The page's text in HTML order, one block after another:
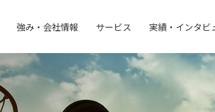
強み・会社情報 サービス 実績・インタビ